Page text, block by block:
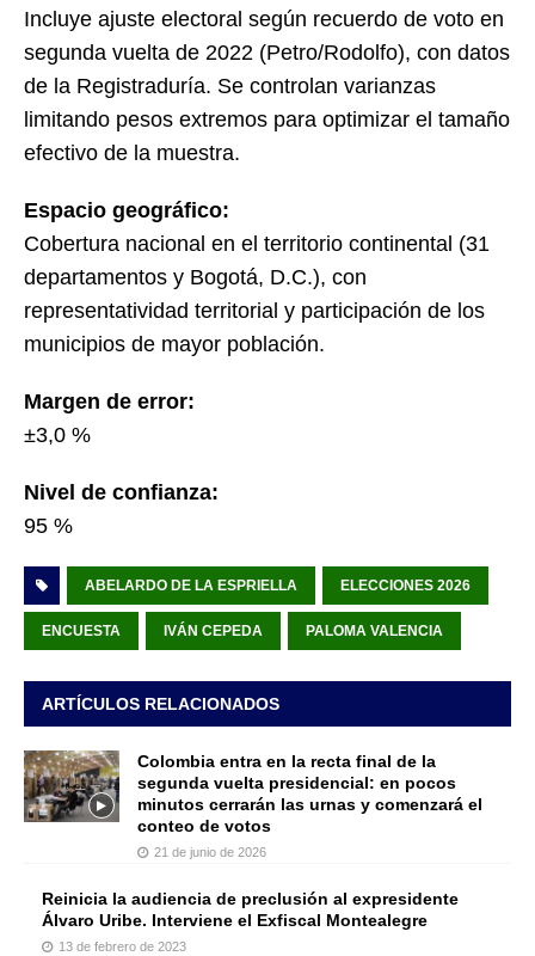
Incluye ajuste electoral según recuerdo de voto en
segunda vuelta de 2022 (Petro/Rodolfo), con datos
de la Registraduría. Se controlan varianzas
limitando pesos extremos para optimizar el tamaño
efectivo de la muestra.
Espacio geográfico:
Cobertura nacional en el territorio continental (31
departamentos y Bogotá, D.C.), con
representatividad territorial y participación de los
municipios de mayor población.
Margen de error:
±3,0 %
Nivel de confianza:
95 %
ABELARDO DE LA ESPRIELLA ELECCIONES 2026
ENCUESTA IVÁN CEPEDA PALOMA VALENCIA
ARTÍCULOS RELACIONADOS
Colombia entra en la recta final de la
segunda vuelta presidencial: en pocos
minutos cerrarán las urnas y comenzará el
conteo de votos
21 de junio de 2026
Reinicia la audiencia de preclusión al expresidente
Álvaro Uribe. Interviene el Exfiscal Montealegre
13 de febrero de 2023